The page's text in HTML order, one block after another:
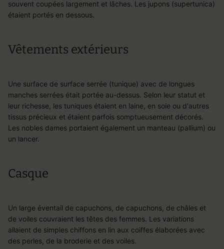
souvent coupées largement et lâches. Les jupons (supertunica)
étaient portés en dessous.
Vêtements extérieurs
Une surface de surface serrée (tunique) avec de longues
manches serrées était portée au-dessus. Selon leur statut et
leur richesse, les tuniques étaient en laine, en soie ou d'autres
tissus précieux et étaient parfois somptueusement décorés.
Les nobles dames portaient également un manteau (pallium) ou
un lancer.
Casque
Un large éventail de capuchons, de capuchons, de châles et
de voiles couvraient les têtes des femmes. Les variations
allaient de simples chiffons en lin aux coiffes élaborées avec
des perles, de la broderie et des voiles.